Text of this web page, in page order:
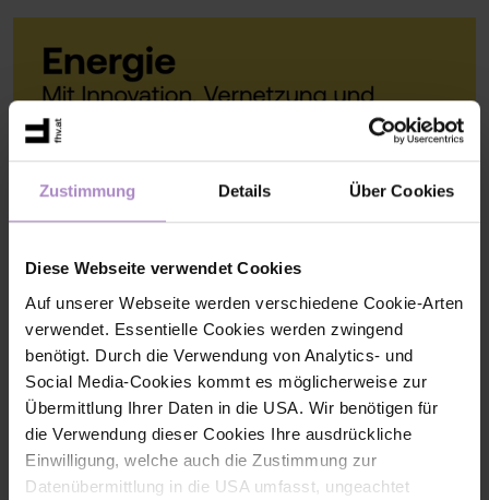
Zustimmung Details Über Cookies
Diese Webseite verwendet Cookies
Auf unserer Webseite werden verschiedene Cookie-Arten
verwendet. Essentielle Cookies werden zwingend
benötigt. Durch die Verwendung von Analytics- und
Social Media-Cookies kommt es möglicherweise zur
Übermittlung Ihrer Daten in die USA. Wir benötigen für
die Verwendung dieser Cookies Ihre ausdrückliche
Einwilligung, welche auch die Zustimmung zur
Datenübermittlung in die USA umfasst, ungeachtet